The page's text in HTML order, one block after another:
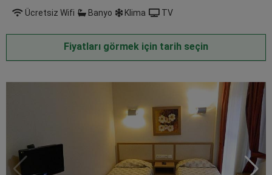
Ücretsiz Wifi Banyo Klima TV
Fiyatları görmek için tarih seçin